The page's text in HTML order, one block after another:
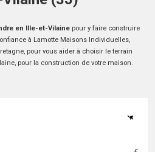
en Ille-et-Vilaine pour y faire construire
à Lamotte Maisons Individuelles,
pour vous aider à choisir le terrain
pour la construction de votre maison.
×